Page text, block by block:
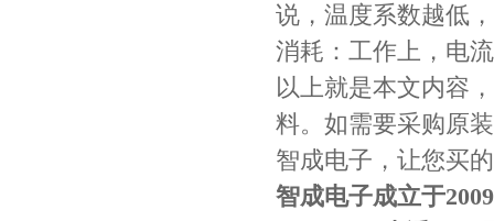
说，温度系数越低
消耗：工作上，电
以上就是本文内容
料。如需要采购原
智成电子，让您买
智成电子成立于